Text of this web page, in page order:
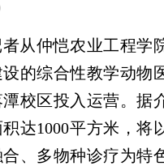
从仲恺农业工程学
的综合性教学动物
校区投入运营。据
达1000平方米，将
、多物种诊疗为特